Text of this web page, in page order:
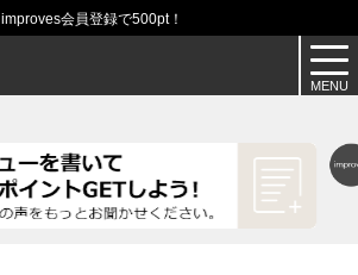
improves会員登録で500pt！